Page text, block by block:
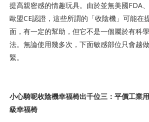
提高親密感的情趣玩具。由於並無美國FDA、
歐盟CE認證，這些所謂的「收陰機」可能在
面，有一定的幫助，但它不是一個屬於有科
法。無論使用幾多次，下面敏感部位只會越
緊。
小心騎呢收陰機幸福椅出千位三：平價工業
級幸福椅